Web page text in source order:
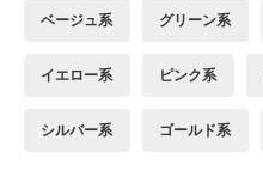
ベージュ系 グリーン系
イエロー系 ピンク系
シルバー系 ゴールド系